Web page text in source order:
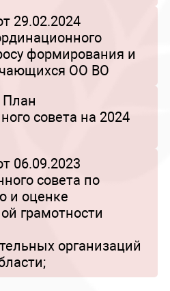
29.02.2024
формирования и
ОО ВО
совета на 2024
06.09.2023
совета по
и оценке
грамотности
организаций